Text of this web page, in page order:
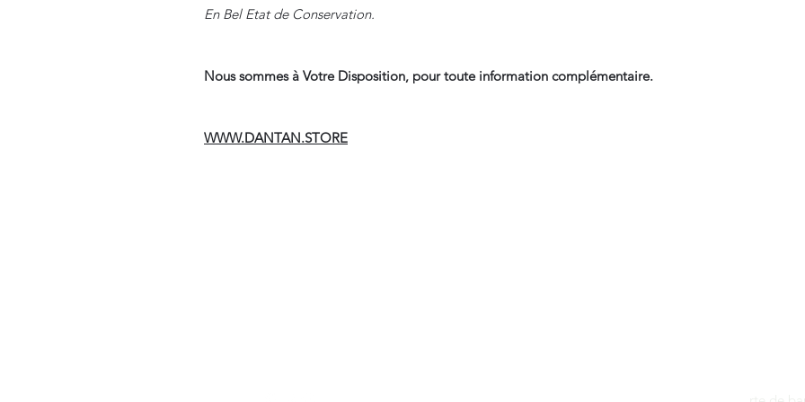
En Bel Etat de Conservation.
Nous sommes à Votre Disposition, pour toute information complémentaire.
WWW.DANTAN.STORE